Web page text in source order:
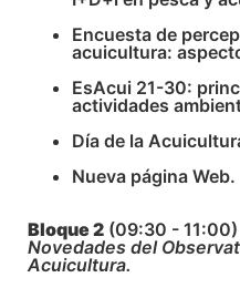
Encuesta de
acuicultura:
EsAcui 21-30:
actividades
Día de la
Nueva página Web.
Bloque 2 (09:30 - 11:00)
Novedades del
Acuicultura.